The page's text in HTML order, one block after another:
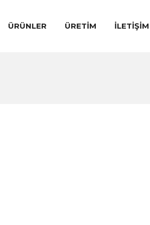
ÜRÜNLER ÜRETİM İLETİŞİM